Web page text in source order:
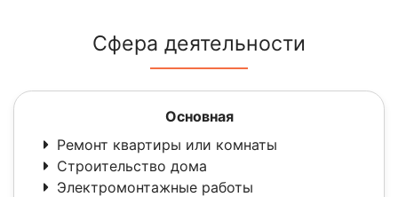
Сфера деятельности
Основная
Ремонт квартиры или комнаты
Строительство дома
Электромонтажные работы